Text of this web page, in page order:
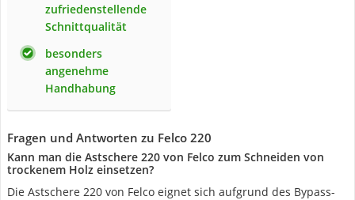
zufriedenstellende
Schnittqualität
besonders
angenehme
Handhabung
Fragen und Antworten zu Felco 220
Kann man die Astschere 220 von Felco zum Schneiden von
trockenem Holz einsetzen?
Die Astschere 220 von Felco eignet sich aufgrund des Bypass-